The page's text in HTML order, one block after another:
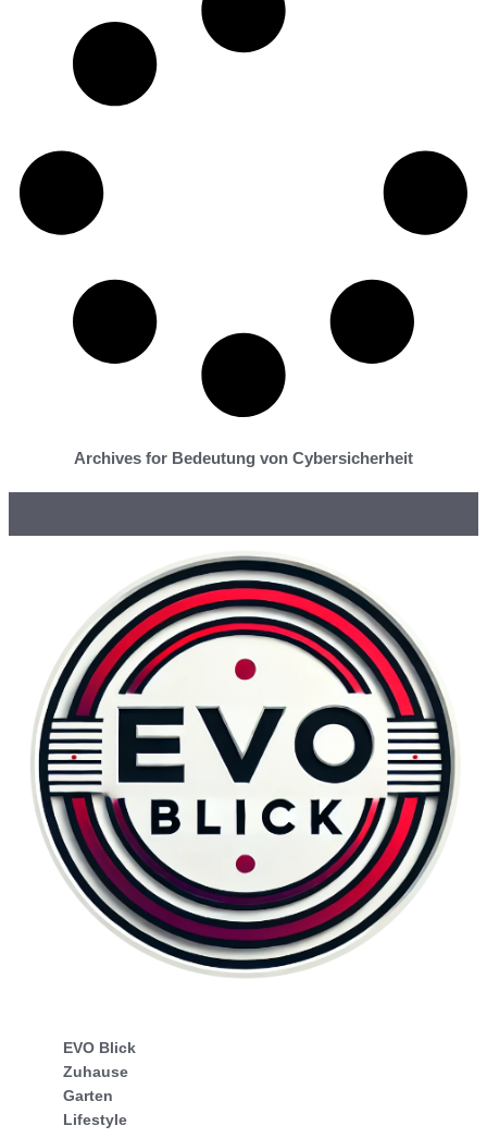
Archives for Bedeutung von Cybersicherheit
EVO Blick
Zuhause
Garten
Lifestyle